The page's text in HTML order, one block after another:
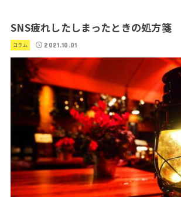
SNS疲れしたしまったときの処方箋
コラム 2021.10.01